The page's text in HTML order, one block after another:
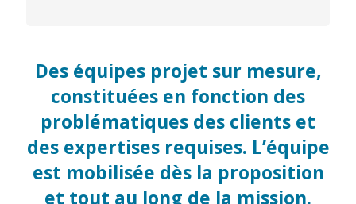
Des équipes projet sur mesure,
constituées en fonction des
problématiques des clients et
des expertises requises. L’équipe
est mobilisée dès la proposition
et tout au long de la mission.